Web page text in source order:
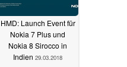
HMD: Launch Event für
Nokia 7 Plus und
Nokia 8 Sirocco in
Indien 29.03.2018